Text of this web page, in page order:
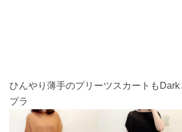
ひんやり薄手のプリーツスカートも
プラ